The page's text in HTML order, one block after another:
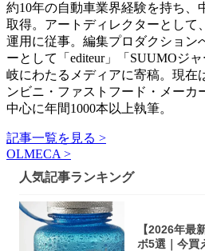
約10年の自動車業界経験を持ち、
取得。アートディレクターとして
運用に従事。編集プロダクション
ーとして「editeur」「SUUMOジ
岐にわたるメディアに寄稿。現在
ンビニ・ファストフード・メーカ
中心に年間1000本以上執筆。
記事一覧を見る >
OLMECA >
人気記事ランキング
【2026年最
ボ5選｜今買